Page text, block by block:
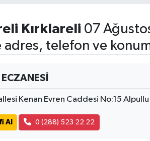
Kırklareli 07
adres, telefon ve
Kenan Evren Caddesi No:15 Alpullu
Al 0 (288) 523 22 22